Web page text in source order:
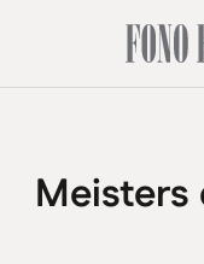
Meisters